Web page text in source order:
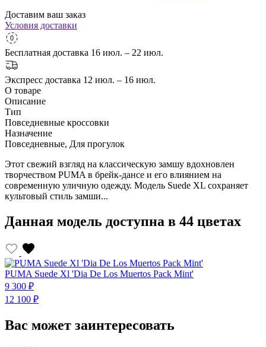
Доставим ваш заказ
Условия доставки
Бесплатная доставка 16 июл. – 22 июл.
Экспресс доставка 12 июл. – 16 июл.
О товаре
Описание
Тип
Повседневные кроссовки
Назначение
Повседневные, Для прогулок
Этот свежий взгляд на классическую замшу вдохновлен
творчеством PUMA в брейк-дансе и его влиянием на
современную уличную одежду. Модель Suede XL сохраняет
культовый стиль замши...
Данная модель доступна в 44 цветах
PUMA Suede Xl 'Dia De Los Muertos Pack Mint'
9 300 ₽
12 100 ₽
Вас может заинтересовать